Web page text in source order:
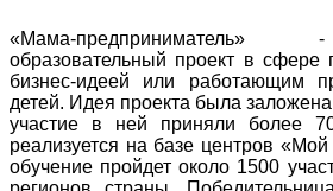
«Мама-
образовательный проект в
бизнес-идеей или работающим
детей. Идея проекта была заложена
участие в ней приняли более
реализуется на базе центров
обучение пройдет около 1500